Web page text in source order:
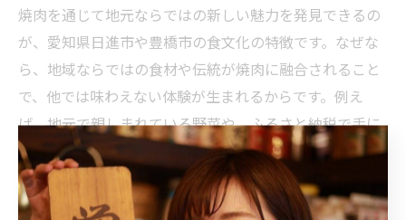
焼肉を通じて地元ならではの新しい魅力を発見できるの
が、愛知県日進市や豊橋市の食文化の特徴です。なぜな
ら、地域ならではの食材や伝統が焼肉に融合されること
で、他では味わえない体験が生まれるからです。例え
ば、地元で親しまれている野菜や、ふるさと納税で手に
入る特産品を焼肉に取り入れることで、食卓がより豊か
になります。焼肉をきっかけに、地元の食文化や旬の味
覚と出会い、心に残る食の時間を過ごせます。